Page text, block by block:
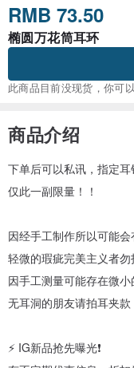
RMB 73.50
椭圆万花筒耳环
此商品目前没现货，你可
商品介绍
下单后可以私讯，指定耳
仅此一副限量！！
因经手工制作所以可能会
轻微的瑕疵完美主义者勿
因手工测量可能存在微
无耳洞的朋友请拍耳夹款
⚡️ IG新品抢先曝光❗️